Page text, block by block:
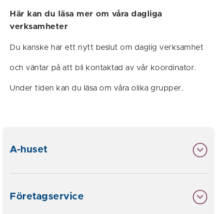
Här kan du läsa mer om våra dagliga
verksamheter
Du kanske har ett nytt beslut om daglig verksamhet
och väntar på att bli kontaktad av vår koordinator.
Under tiden kan du läsa om våra olika grupper.
A-huset
Företagservice